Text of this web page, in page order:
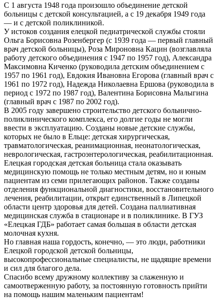
«Елецкая
ГДБ».
г.
больнично-
поликлинический
комплекс.
больницу
на
ул.
Коммунаров,
8.
С 1 августа 1948 года произошло объединение детской
больницы с детской консультацией, а с 19 декабря 1949 года
— и с детской поликлиникой.
У истоков создания елецкой педиатрической службы стояли
Ольга Борисовна Розенбергер (с 1939 года — первый главный
врач детской больницы), Роза Мироновна Кацин (возглавляла
работу детского объединения с 1947 по 1957 год), Александра
Максимовна Киченко (руководила детским объединением с
1957 по 1961 год), Евдокия Ивановна Егорова (главный врач с
1961 по 1972 год), Надежда Николаевна Ершова (руководила в
период с 1972 по 1987 год), Валентина Борисовна Малыгина
(главный врач с 1987 по 2002 год).
В 2005 году завершено строительство детского больнично-
поликлинического комплекса, его долгие годы не могли
ввести в эксплуатацию. Созданы новые детские службы,
которых не было в Ельце: детская хирургическая,
травматологическая, реанимационная, неонатологическая,
неврологическая, гастроэнтерологическая, реабилитационная.
Елецкая городская детская больница стала оказывать
медицинскую помощь не только местным детям, но и юным
пациентам из семи прилегающих районов. Также созданы
отделения функциональной диагностики, восстановительного
лечения, реабилитации, открыт единственный в Липецкой
области центр здоровья для детей. Создана паллиативная
медицинская служба в стационаре и в поликлинике. В ГУЗ
«Елецкая ГДБ» работает самая большая в области детская
молочная кухня.
Но главная наша гордость, конечно, — это люди, работники
Елецкой городской детской больницы,
высокопрофессиональные специалисты, не щадящие времени
и сил для благого дела.
Спасибо всему дружному коллективу за слаженную и
самоотверженную работу, за постоянную готовность прийти
на помощь нашим маленьким пациентам!